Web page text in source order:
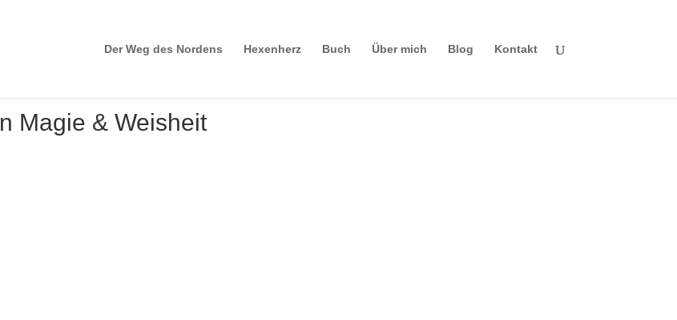
Der Weg des Nordens Hexenherz Buch Über mich Blog Kontakt
Magie & Weisheit